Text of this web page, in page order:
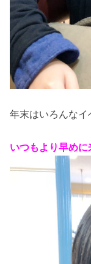
年末はいろんなイ
いつもより早め